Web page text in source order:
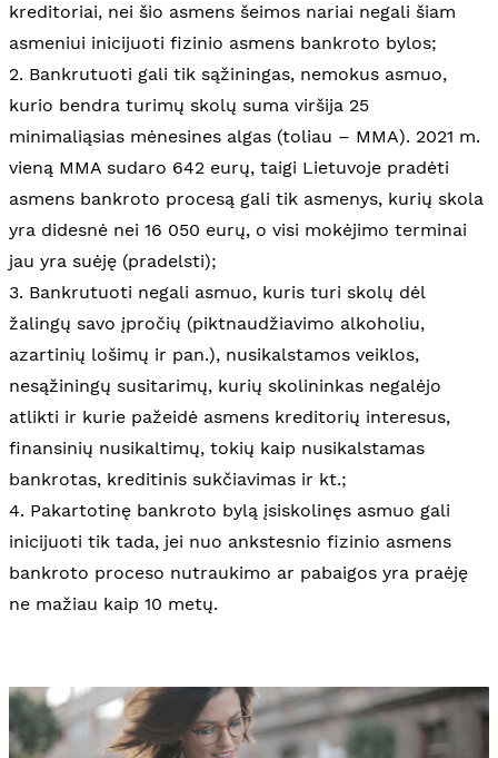
kreditoriai, nei šio asmens šeimos nariai negali šiam
asmeniui inicijuoti fizinio asmens bankroto bylos;
2. Bankrutuoti gali tik sąžiningas, nemokus asmuo,
kurio bendra turimų skolų suma viršija 25
minimaliąsias mėnesines algas (toliau – MMA). 2021 m.
vieną MMA sudaro 642 eurų, taigi Lietuvoje pradėti
asmens bankroto procesą gali tik asmenys, kurių skola
yra didesnė nei 16 050 eurų, o visi mokėjimo terminai
jau yra suėję (pradelsti);
3. Bankrutuoti negali asmuo, kuris turi skolų dėl
žalingų savo įpročių (piktnaudžiavimo alkoholiu,
azartinių lošimų ir pan.), nusikalstamos veiklos,
nesąžiningų susitarimų, kurių skolininkas negalėjo
atlikti ir kurie pažeidė asmens kreditorių interesus,
finansinių nusikaltimų, tokių kaip nusikalstamas
bankrotas, kreditinis sukčiavimas ir kt.;
4. Pakartotinę bankroto bylą įsiskolinęs asmuo gali
inicijuoti tik tada, jei nuo ankstesnio fizinio asmens
bankroto proceso nutraukimo ar pabaigos yra praėję
ne mažiau kaip 10 metų.